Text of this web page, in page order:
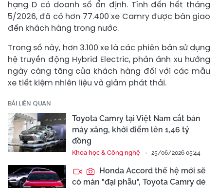
hạng D có doanh số ổn định. Tính đến hết tháng
5/2026, đã có hơn 77.400 xe Camry được bàn giao
đến khách hàng trong nước.
Trong số này, hơn 3.100 xe là các phiên bản sử dụng
hệ truyền động Hybrid Electric, phản ánh xu hướng
ngày càng tăng của khách hàng đối với các mẫu
xe tiết kiệm nhiên liệu và giảm phát thải.
BÀI LIÊN QUAN
Toyota Camry tại Việt Nam cắt bản
máy xăng, khởi điểm lên 1,46 tỷ
đồng
Khoa học & Công nghệ 25/06/2026 05:44
Honda Accord thế hệ mới sẽ
có màn "đại phẫu", Toyota Camry dè